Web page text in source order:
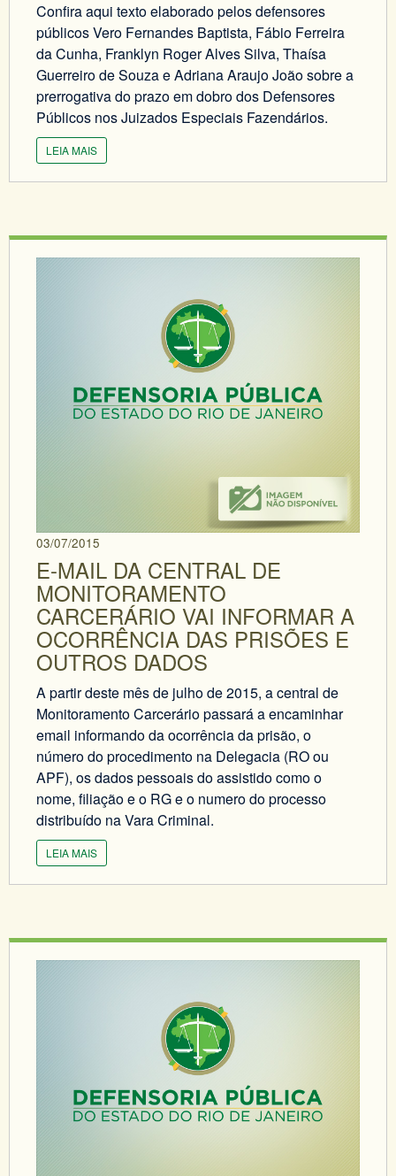
Confira aqui texto elaborado pelos defensores
públicos Vero Fernandes Baptista, Fábio Ferreira
da Cunha, Franklyn Roger Alves Silva, Thaísa
Guerreiro de Souza e Adriana Araujo João sobre a
prerrogativa do prazo em dobro dos Defensores
Públicos nos Juizados Especiais Fazendários.
LEIA MAIS
03/07/2015
E-MAIL DA CENTRAL DE
MONITORAMENTO
CARCERÁRIO VAI INFORMAR A
OCORRÊNCIA DAS PRISÕES E
OUTROS DADOS
A partir deste mês de julho de 2015, a central de
Monitoramento Carcerário passará a encaminhar
email informando da ocorrência da prisão, o
número do procedimento na Delegacia (RO ou
APF), os dados pessoais do assistido como o
nome, filiação e o RG e o numero do processo
distribuído na Vara Criminal.
LEIA MAIS